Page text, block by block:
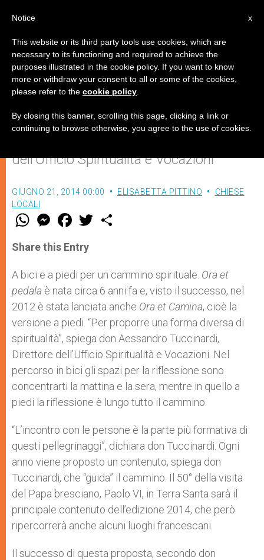
Ora et… pedala
Originale iniziativa estiva di spiritualità
dell’Ufficio Spiritualità e Vocazioni
GIUGNO 21, 2014 00:00 ELISABETTA PITTINO
CHIESE
LOCALI
W
t
s
p
p
M
e
s
e
g
e
r
F
a
e
b
o
k
w
r
Share this Entry
A bici e a piedi per un cammino spirituale. Ora et
pedala è nata circa 6 anni fa e, visto il successo, nel
2012 è stata lanciata anche Ora et Camina, cioè la
versione a piedi. “Per proporre una forma diversa di
spiritualità”, spiega don Aessandro Tuccinardi,
Direttore dell’Ufficio Spiritualità e Vocazioni. Nel
percorso in bici gli spazi per la riflessione sono
concentrarti la mattina e la sera, mentre in quello a
piedi la riflessione è lungo tutto il cammino.
“L’incontro con le persone è la parte più formativa di
questi pellegrinaggi”, dichiara don Tuccinardi. Ogni
anno viene proposto un contenuto, spiega don
Tuccinardi, che “guida” il cammino. Il 50° della visita
del Papa bresciano, Paolo VI, in Terra Santa sarà il
principale contenuto dell’edizione 2014, che però
ripercorrerà anche alcuni luoghi francescani.
Il successo di questa proposta, secondo don
x
Notice
This website or its third party tools use cookies, which are
necessary to its functioning and required to achieve the
purposes illustrated in the cookie policy. If you want to know
more or withdraw your consent to all or some of the cookies,
please refer to the cookie policy
By closing this banner, scrolling this page, clicking a link or
continuing to browse otherwise, you agree to the use of cookies.